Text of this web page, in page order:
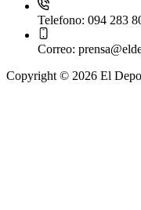
Telefono: 094 283
Correo:
Copyright © 2026 El